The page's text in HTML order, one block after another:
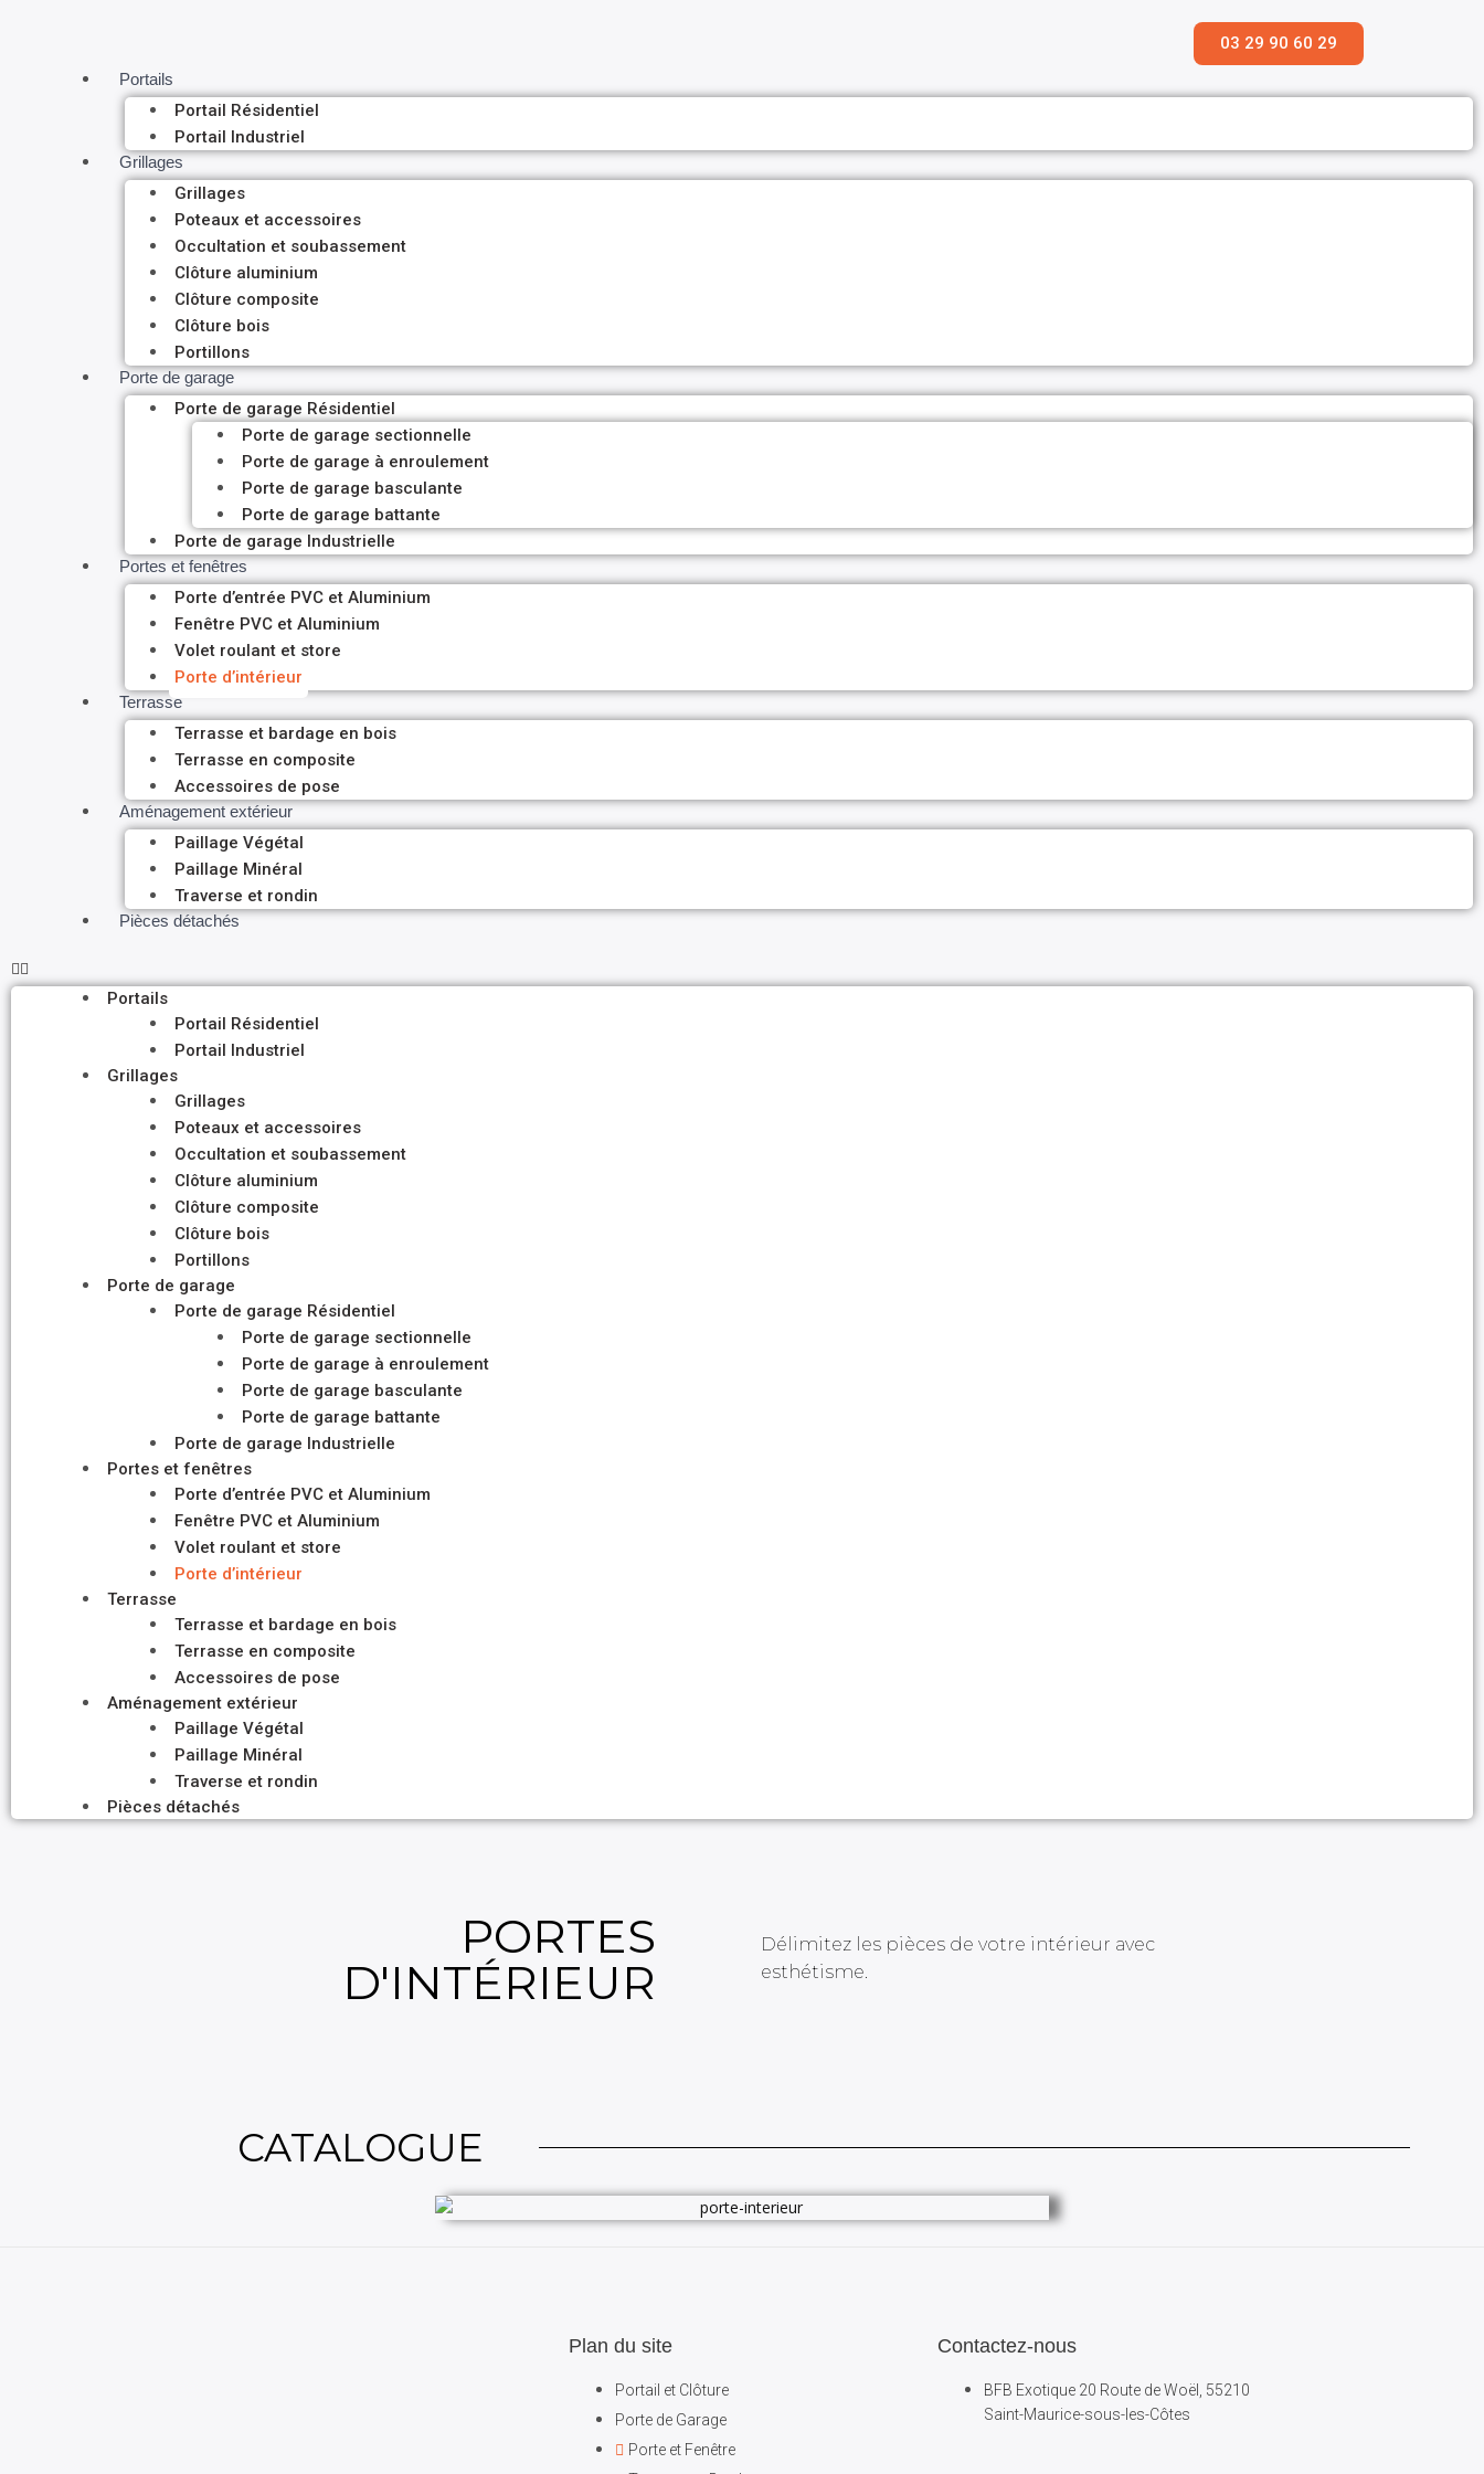
03 29 90 60 29
Portails
Portail Résidentiel
Portail Industriel
Grillages
Grillages
Poteaux et accessoires
Occultation et soubassement
Clôture aluminium
Clôture composite
Clôture bois
Portillons
Porte de garage
Porte de garage Résidentiel
Porte de garage sectionnelle
Porte de garage à enroulement
Porte de garage basculante
Porte de garage battante
Porte de garage Industrielle
Portes et fenêtres
Porte d’entrée PVC et Aluminium
Fenêtre PVC et Aluminium
Volet roulant et store
Porte d’intérieur
Terrasse
Terrasse et bardage en bois
Terrasse en composite
Accessoires de pose
Aménagement extérieur
Paillage Végétal
Paillage Minéral
Traverse et rondin
Pièces détachés
Portails
Portail Résidentiel
Portail Industriel
Grillages
Grillages
Poteaux et accessoires
Occultation et soubassement
Clôture aluminium
Clôture composite
Clôture bois
Portillons
Porte de garage
Porte de garage Résidentiel
Porte de garage sectionnelle
Porte de garage à enroulement
Porte de garage basculante
Porte de garage battante
Porte de garage Industrielle
Portes et fenêtres
Porte d’entrée PVC et Aluminium
Fenêtre PVC et Aluminium
Volet roulant et store
Porte d’intérieur
Terrasse
Terrasse et bardage en bois
Terrasse en composite
Accessoires de pose
Aménagement extérieur
Paillage Végétal
Paillage Minéral
Traverse et rondin
Pièces détachés
PORTES
D'INTÉRIEUR
Délimitez les pièces de votre intérieur avec
esthétisme.
CATALOGUE
Plan du site
Portail et Clôture
Porte de Garage
Porte et Fenêtre
Contactez-nous
BFB Exotique 20 Route de Woël, 55210
Saint-Maurice-sous-les-Côtes